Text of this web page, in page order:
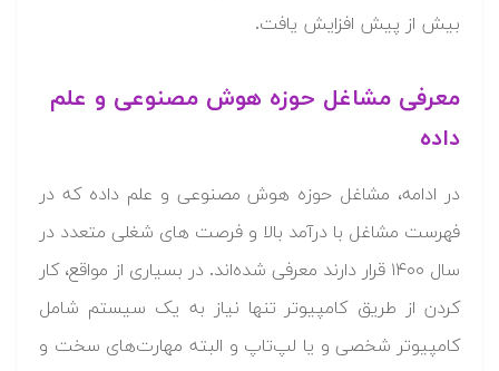
بیش از پیش افزایش یافت.
معرفی مشاغل حوزه هوش مصنوعی و علم
داده
در ادامه، مشاغل حوزه هوش مصنوعی و علم داده که در
فهرست مشاغل با درآمد بالا و فرصت های شغلی متعدد در
سال ۱۴۰۰ قرار دارند معرفی شده‌اند. در بسیاری از مواقع، کار
کردن از طریق کامپیوتر تنها نیاز به یک سیستم شامل
کامپیوتر شخصی و یا لپ‌تاپ و البته مهارت‌های سخت و